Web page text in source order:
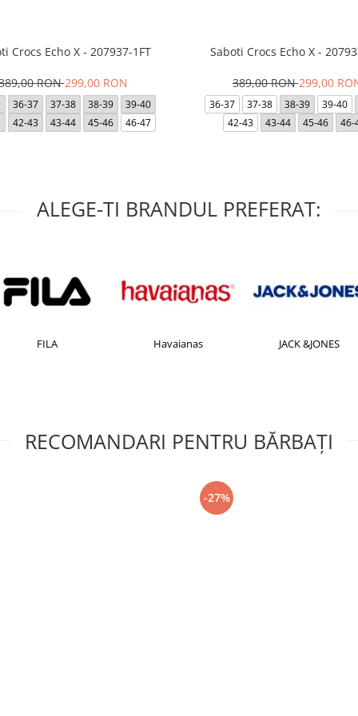
Crocs Echo X - 207937-1FT
RON299,00 RON
36-37 37-38 38-39
39-40
42-43 43-44 45-46 46-47
Saboti Crocs Echo X -
389,00 RON299,00
36-37 37-38 38-39 39-40
42-43
43-44 45-46 46-
ALEGE-TI BRANDUL PREFERAT:
FILA Havaianas JACK &JONES
RECOMANDARI PENTRU BĂRBAŢI
-27%